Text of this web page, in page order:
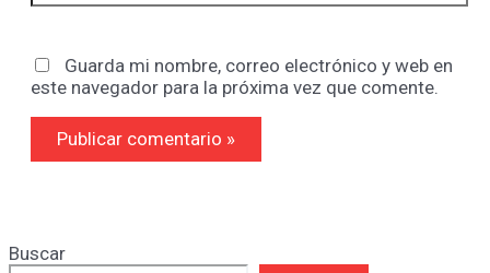
Guarda mi nombre, correo electrónico y web en
este navegador para la próxima vez que comente.
Buscar